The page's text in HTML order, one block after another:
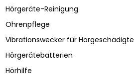
Hörgeräte-Reinigung
Ohrenpflege
Vibrationswecker für Hörgeschädigte
Hörgerätebatterien
Hörhilfe